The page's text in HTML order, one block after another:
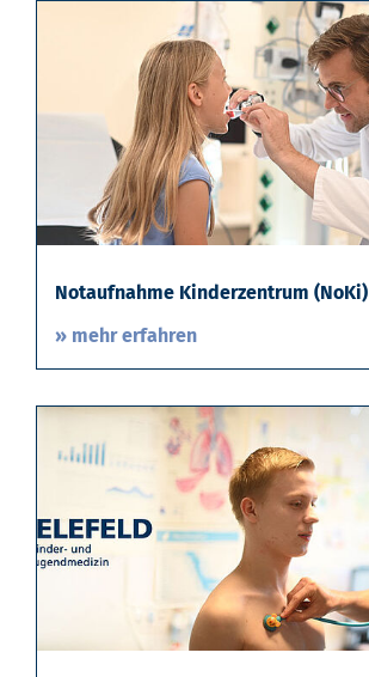
Notaufnahme Kinderzentrum (NoKi)
» mehr erfahren